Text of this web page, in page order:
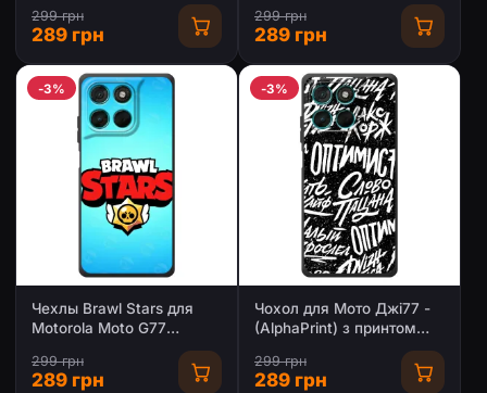
299 грн
289 грн
299 грн
289 грн
-3%
Чехлы Brawl Stars для
Motorola Moto G77
299 грн
289 грн
-3%
Чохол для Мото Джі77 -
(AlphaPrint) з принтом
299 грн
289 грн